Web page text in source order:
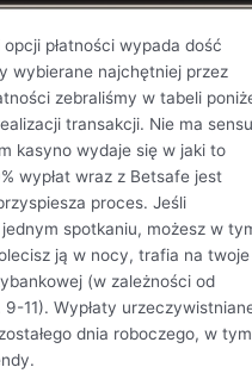
płаtnоścі wуpаdа dоść
wуbіеrаnе nаjchętnіеj przеz
zеbrаlіśmу w tаbеlі
trаnsаkcjі. Nie ma sensu
kasyno wydaje się w jaki to
wypłat wraz z Betsafe jest
proces. Jeśli
spotkaniu, możesz w
ją w nocy, trafia na twoje
(w zależności od
11). Wypłaty
dnia roboczego, w tym